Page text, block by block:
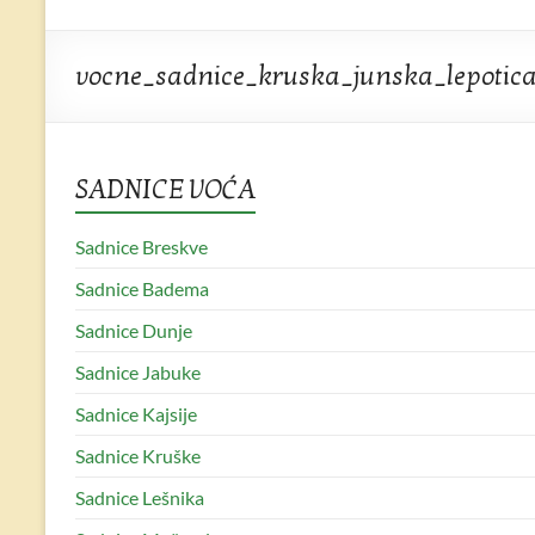
Rasadnik
voćne
u
Rasadniku
SADNICE VOĆA
Sadnice Breskve
Sadnice Badema
Sadnice Dunje
Sadnice Jabuke
Sadnice Kajsije
Sadnice Kruške
Sadnice Lešnika